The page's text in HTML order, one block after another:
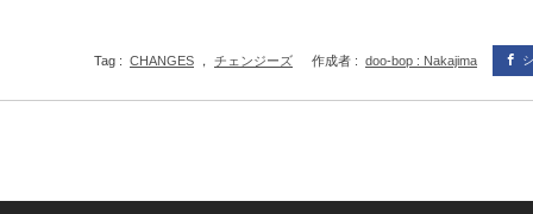
Tag : CHANGES ， チェンジーズ 作成者 : doo-bop : Nakajima